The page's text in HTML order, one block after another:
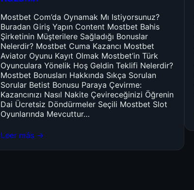
Mostbet Com’da Oynamak Mı Istiyorsunuz?
Buradan Giriş Yapın Content Mostbet Bahis
Şirketinin Müşterilere Sağladığı Bonuslar
Nelerdir? Mostbet Cuma Kazancı Mostbet
Aviator Oyunu Kayıt Olmak Mostbet’in Türk
Oyunculara Yönelik Hoş Geldin Teklifi Nelerdir?
Mostbet Bonusları Hakkında Sıkça Sorulan
Sorular Betist Bonusu Paraya Çevirme:
Kazancınızı Nasıl Nakite Çevireceğinizi Öğrenin
Dai Ücretsiz Döndürmeler Seçili Mostbet Slot
Oyunlarında Mevcuttur…
Leer más →